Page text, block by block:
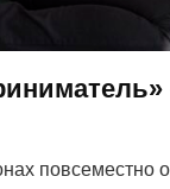
повсеместно